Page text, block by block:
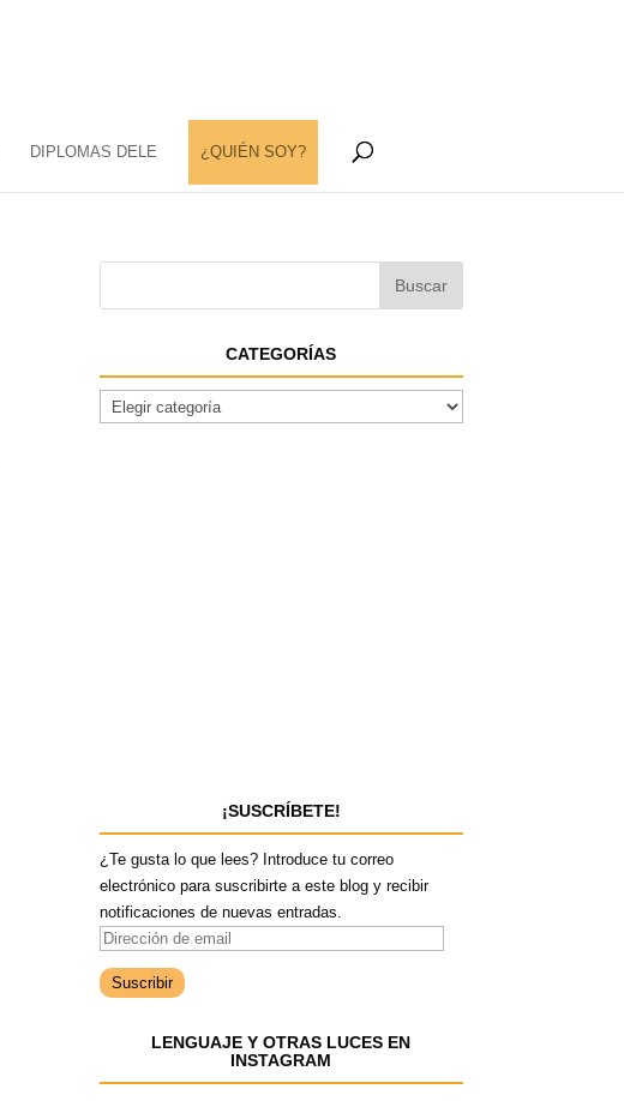
DIPLOMAS DELE ¿QUIÉN SOY?
CATEGORÍAS
¡SUSCRÍBETE!
¿Te gusta lo que lees? Introduce tu correo
electrónico para suscribirte a este blog y recibir
notificaciones de nuevas entradas.
D
r
LENGUAJE Y OTRAS LUCES EN
INSTAGRAM